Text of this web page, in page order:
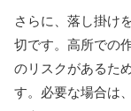
さらに、落し掛け
切です。高所での
のリスクがあるた
す。必要な場合は